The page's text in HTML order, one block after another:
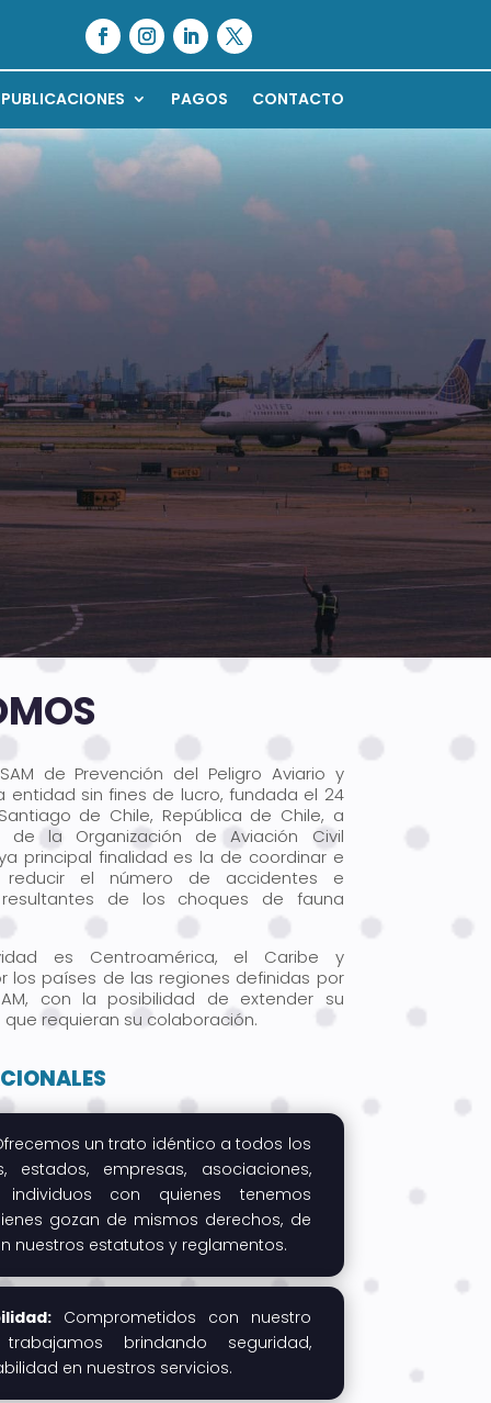
PUBLICACIONES PAGOS CONTACTO
de Prevención del Peligro Aviario y
entidad sin fines de lucro, fundada el 24
de Chile, República de Chile, a
la Organización de Aviación Civil
principal finalidad es la de coordinar e
reducir el número de accidentes e
de los choques de fauna
es Centroamérica, el Caribe y
los países de las regiones definidas por
con la posibilidad de extender su
requieran su colaboración.
un trato idéntico a todos los
estados, empresas, asociaciones,
con quienes tenemos
gozan de mismos derechos, de
nuestros estatutos y reglamentos.
Comprometidos con nuestro
brindando seguridad,
en nuestros servicios.